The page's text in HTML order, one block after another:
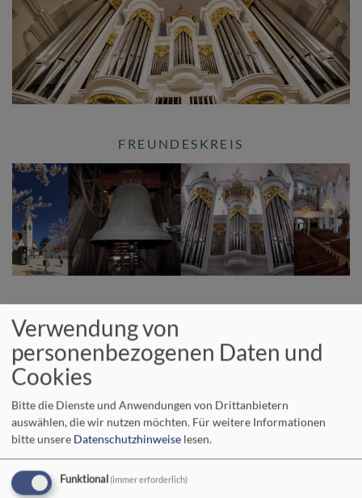
FREUNDESKREIS
Dietmannsried *** Haldenwang *** Lauben
Verwendung von
personenbezogenen Daten und
Cookies
Bitte die Dienste und Anwendungen von Drittanbietern
auswählen, die wir nutzen möchten. Für weitere Informationen
bitte unsere Datenschutzhinweise lesen.
Funktional (immer erforderlich)